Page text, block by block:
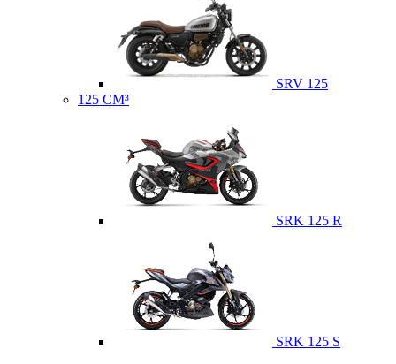
SRV 125
125 CM³
SRK 125 R
SRK 125 S